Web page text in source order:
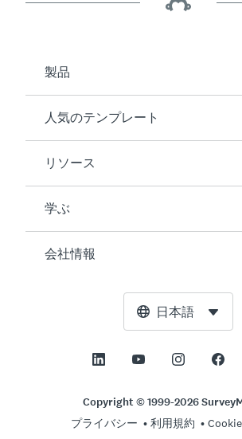
製品
概要
アンケート
AIアンケート生成ツール
オンラインフォーム
マーケットリサーチ
アプリケーション管理
人気のテンプレート
顧客満足度
従業員エンゲージメント
イベントフィードバック
製品テスト
Net Promoter Score（NPS）
すべてのテンプレート
リソース
ユーザーの声
ブログ
サポート
お問い合わせ
パートナーシッププログラム
学ぶ
アンケート作成方法
NPS計算ツール
許容誤差計算ツール
標本サイズ計算ツール
リッカート尺度
会社情報
リーダーシップチーム
展望と使命
社会的影響とインクルージョン
求人情報
採用情報
日本語
Copyright © 1999-2026
プライバシー 利用規約